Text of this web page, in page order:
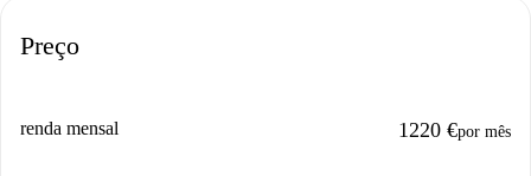
Preço
renda mensal 1220 €por mês